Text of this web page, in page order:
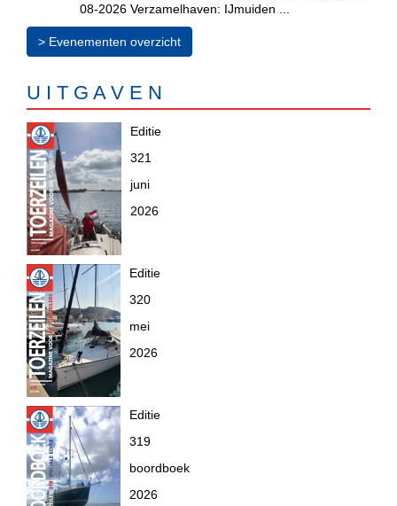
08-2026 Verzamelhaven: IJmuiden ...
> Evenementen overzicht
U I T G A V E N
Editie
321
juni
2026
Editie
320
mei
2026
Editie
319
boordboek
2026